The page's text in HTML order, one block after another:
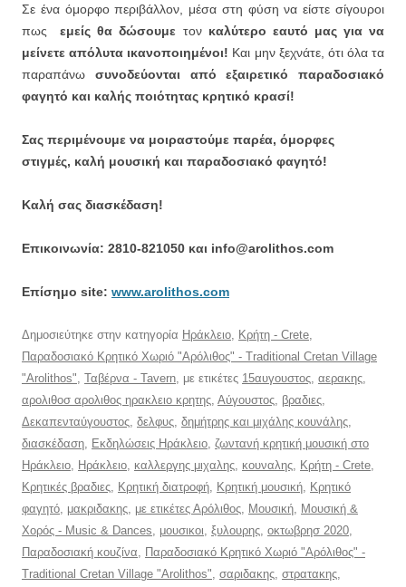
Σε ένα όμορφο περιβάλλον, μέσα στη φύση να είστε σίγουροι
πωςεμείς θα δώσουμε τον καλύτερο εαυτό μας για να
μείνετε απόλυτα ικανοποιημένοι! Και μην ξεχνάτε, ότι όλα τα
παραπάνω συνοδεύονται από εξαιρετικό παραδοσιακό
φαγητό και καλής ποιότητας κρητικό κρασί!
Σας περιμένουμε να μοιραστούμε παρέα, όμορφες
στιγμές, καλή μουσική και παραδοσιακό φαγητό!
Καλή σας διασκέδαση!
Επικοινωνία: 2810-821050 και info@arolithos.com
Eπίσημο site: www.arolithos.com
Δημοσιεύτηκε στην κατηγορία Ηράκλειο Κρήτη - Crete
Παραδοσιακό Κρητικό Χωριό "Αρόλιθος" - Traditional Cretan Village
"Arolithos" Ταβέρνα - Tavern , με ετικέτες 15αυγουστος αερακης
αρολιθοσ αρολιθος ηρακλειο κρητης Αύγουστος βραδιες
Δεκαπενταύγουστος δελφυς δημήτρης και μιχάλης κουνάλης
διασκέδαση Εκδηλώσεις Ηράκλειο ζωντανή κρητική μουσική στο
Ηράκλειο Ηράκλειο καλλεργης μιχαλης κουναλης Κρήτη - Crete
Κρητικές βραδιες Κρητική διατροφή Κρητική μουσική Κρητικό
φαγητό μακριδακης με ετικέτες Αρόλιθος Μουσική Μουσική &
Χορός - Music & Dances
μουσικοι ξυλουρης οκτωβρησ 2020
Παραδοσιακή κουζίνα
Παραδοσιακό Κρητικό Χωριό "Αρόλιθος" -
Traditional Cretan Village "Arolithos" σαριδακης στρατακης